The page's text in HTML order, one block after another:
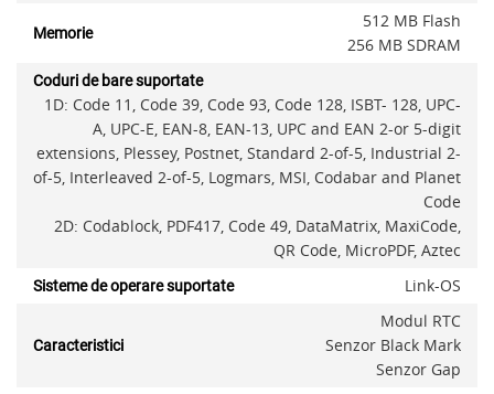
Memorie
512 MB Flash
256 MB SDRAM
Coduri de bare suportate
1D: Code 11, Code 39, Code 93, Code 128, ISBT- 128, UPC-
A, UPC-E, EAN-8, EAN-13, UPC and EAN 2-or 5-digit
extensions, Plessey, Postnet, Standard 2-of-5, Industrial 2-
of-5, Interleaved 2-of-5, Logmars, MSI, Codabar and Planet
Code
2D: Codablock, PDF417, Code 49, DataMatrix, MaxiCode,
QR Code, MicroPDF, Aztec
Sisteme de operare suportate Link-OS
Caracteristici
Modul RTC
Senzor Black Mark
Senzor Gap